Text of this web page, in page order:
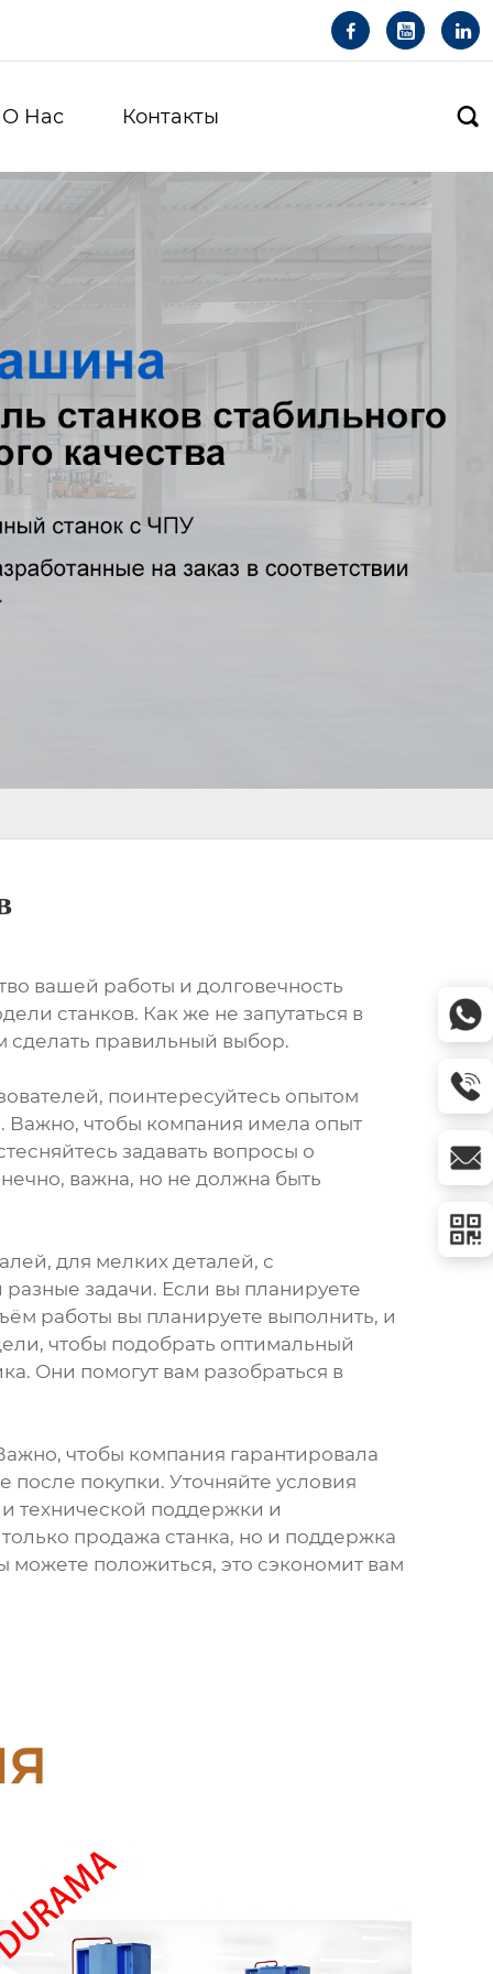
  
О Hас Контакты 
вашей работы и долговечность
станков. Как же не запутаться в
сделать правильный выбор.
поинтересуйтесь опытом
Важно, чтобы компания имела опыт
задавать вопросы о
важна, но не должна быть
для мелких деталей, с
задачи. Если вы планируете
работы вы планируете выполнить, и
чтобы подобрать оптимальный
Они помогут вам разобраться в
чтобы компания гарантировала
покупки. Уточняйте условия
технической поддержки и
продажа станка, но и поддержка
можете положиться, это сэкономит вам